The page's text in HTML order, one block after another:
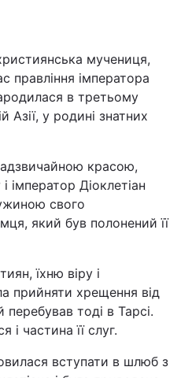
мучениця,
правління імператора
в третьому
Азії, у родині знатних
красою,
імператор Діоклетіан
свого
який був полонений її
їхню віру і
прийняти хрещення від
тоді в Тарсі.
і частина її слуг.
вступати в шлюб з